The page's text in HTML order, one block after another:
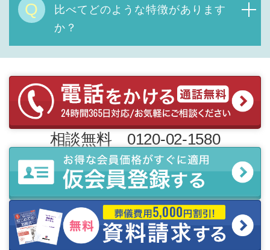
Q
比べてどのような特徴があります
か？
相談無料 0120-02-1580